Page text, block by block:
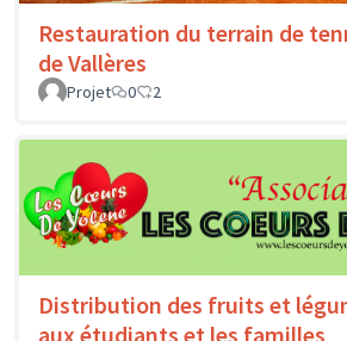
Restauration du terrain de
de Vallères
Projet
0 2
Distribution des fruits et
aux étudiants et les familles